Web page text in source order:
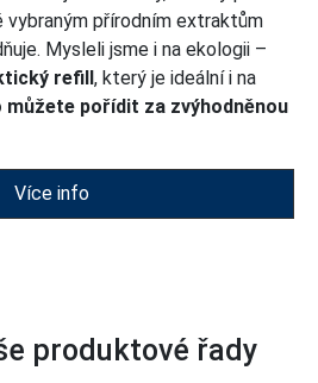
vybraným přírodním extraktům
Mysleli jsme i na ekologii –
refill, který je ideální i na
můžete pořídit za zvýhodněnou
Více info
produktové řady